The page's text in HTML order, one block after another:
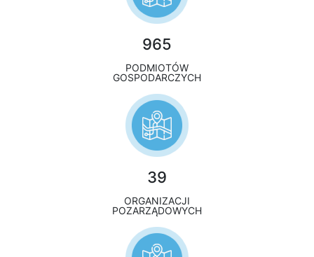
965
PODMIOTÓW
GOSPODARCZYCH
39
ORGANIZACJI
POZARZĄDOWYCH